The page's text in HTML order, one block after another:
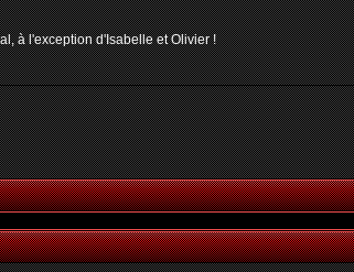
à l'exception d'Isabelle et Olivier !